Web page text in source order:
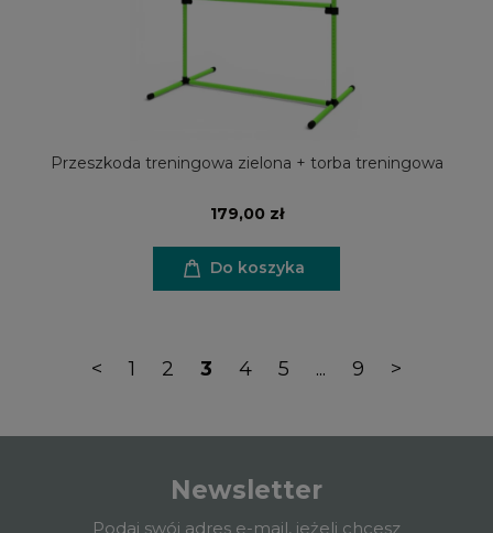
Przeszkoda treningowa zielona + torba treningowa
179,00 zł
Do koszyka
< 1 2 3 4 5 ... 9 >
Newsletter
Podaj swój adres e-mail, jeżeli chcesz